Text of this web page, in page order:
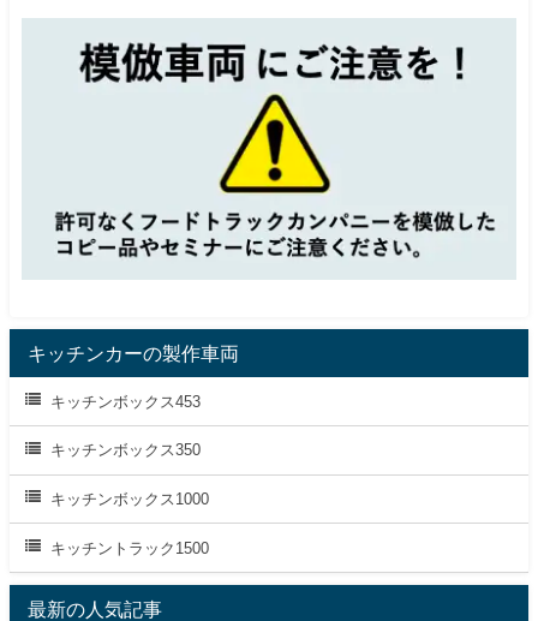
キッチンカーの製作車両
キッチンボックス453
キッチンボックス350
キッチンボックス1000
キッチントラック1500
最新の人気記事